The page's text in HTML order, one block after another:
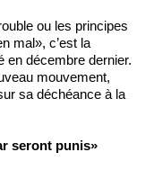
ou les principes
mal», c’est la
en décembre dernier.
mouvement,
sa déchéance à la
seront punis»